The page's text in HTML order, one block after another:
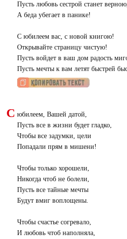
Пусть любовь сестрой станет
А беда убегает в панике!
С юбилеем вас, с новой книгою!
Открывайте страницу чистую!
Пусть войдет в ваш дом радость
Пусть мечты к вам летят быстрей
С юбилеем, Вашей датой,
Пусть все в жизни будет гладко,
Чтобы все задумки, цели
Попадали прям в мишени!
Чтобы только хорошели,
Никогда чтоб не болели,
Пусть все тайные мечты
Будут вмиг воплощены.
Чтобы счастье согревало,
И любовь чтоб наполняла,